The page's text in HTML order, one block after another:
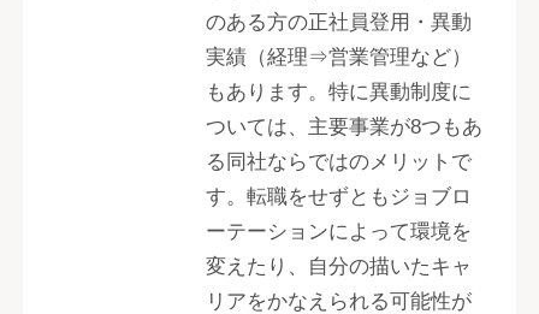
のある方の正社員登用・異動
実績（経理⇒営業管理など）
もあります。特に異動制度に
ついては、主要事業が8つもあ
る同社ならではのメリットで
す。転職をせずともジョブロ
ーテーションによって環境を
変えたり、自分の描いたキャ
リアをかなえられる可能性が